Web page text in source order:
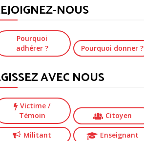
NOUS
Pourquoi
adhérer ?
Pourquoi donner ?
AVEC NOUS
Victime/
Témoin
Citoyen
Militant Enseignant